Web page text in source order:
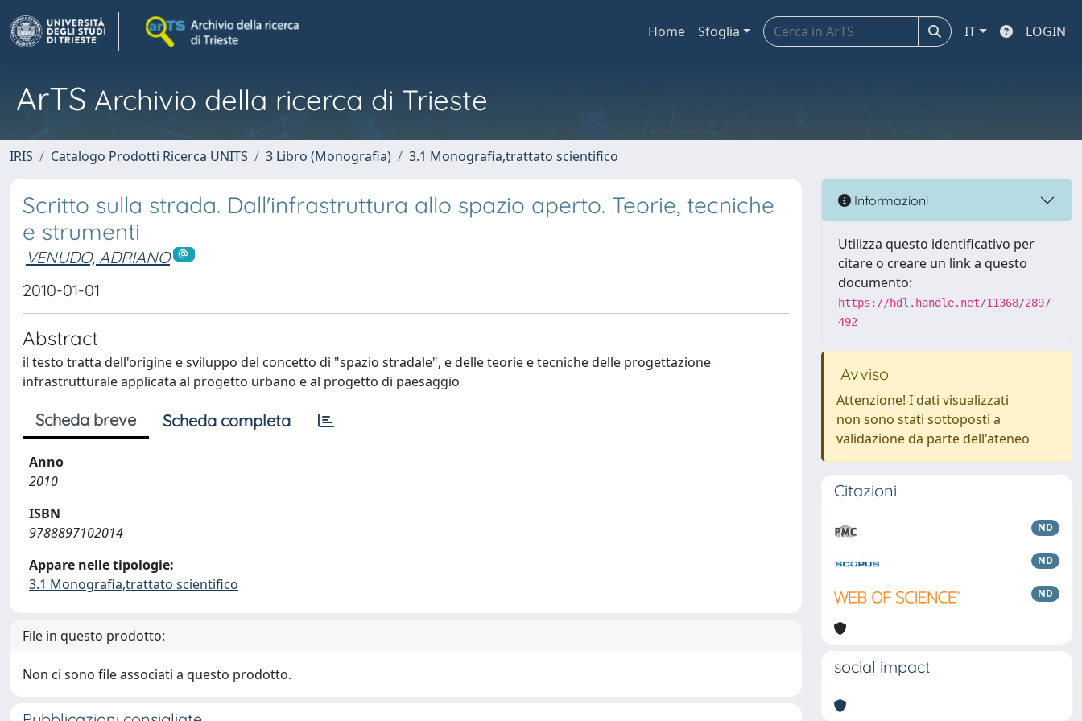
Home Sfoglia IT LOGIN
ArTS Archivio della ricerca di Trieste
IRIS Catalogo Prodotti Ricerca UNITS 3 Libro (Monografia) 3.1 Monografia,trattato scientifico
Scritto sulla strada. Dall'infrastruttura allo spazio aperto. Teorie, tecniche
e strumenti
VENUDO, ADRIANO
2010-01-01
Abstract
il testo tratta dell'origine e sviluppo del concetto di "spazio stradale", e delle teorie e tecniche delle progettazione
infrastrutturale applicata al progetto urbano e al progetto di paesaggio
Scheda breve Scheda completa
Anno
2010
ISBN
9788897102014
Appare nelle tipologie:
3.1 Monografia,trattato scientifico
File in questo prodotto:
Non ci sono file associati a questo prodotto.
Informazioni
Utilizza questo identificativo per
citare o creare un link a questo
documento:
https://hdl.handle.net/11368/2897
492
Avviso
Attenzione! I dati visualizzati
non sono stati sottoposti a
validazione da parte dell'ateneo
Citazioni
ND
ND
ND
social impact